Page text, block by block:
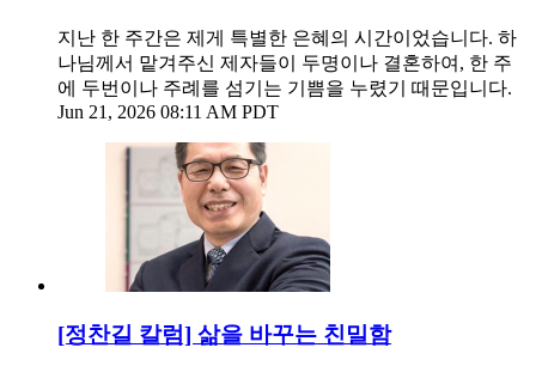
지난 한 주간은 제게 특별한 은혜의 시간이었습니다. 하
나님께서 맡겨주신 제자들이 두명이나 결혼하여, 한 주
에 두번이나 주례를 섬기는 기쁨을 누렸기 때문입니다.
Jun 21, 2026 08:11 AM PDT
[정찬길 칼럼] 삶을 바꾸는 친밀함